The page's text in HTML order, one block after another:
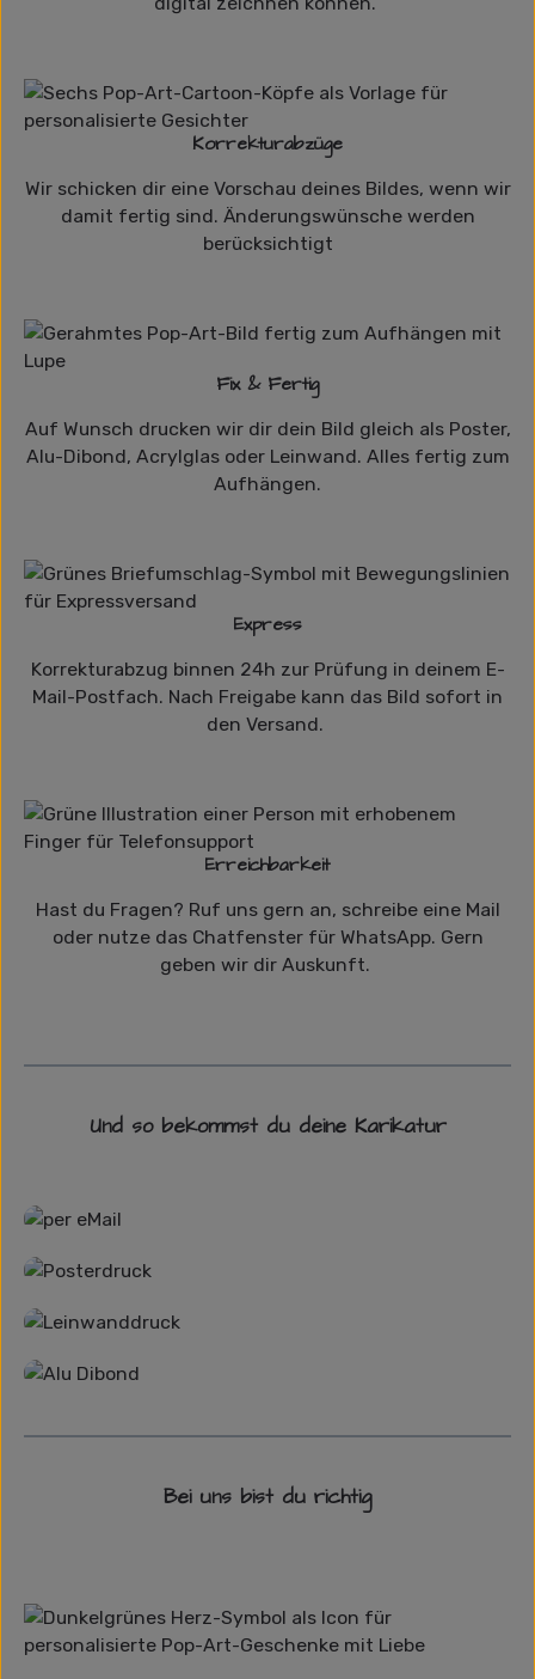
Korrekturabzüge
Wir schicken dir eine Vorschau deines Bildes, wenn wir
damit fertig sind. Änderungswünsche werden
berücksichtigt
Fix & Fertig
Auf Wunsch drucken wir dir dein Bild gleich als Poster,
Alu-Dibond, Acrylglas oder Leinwand. Alles fertig zum
Aufhängen.
Express
Korrekturabzug binnen 24h zur Prüfung in deinem E-
Mail-Postfach. Nach Freigabe kann das Bild sofort in
den Versand.
Erreichbarkeit
Hast du Fragen? Ruf uns gern an, schreibe eine Mail
oder nutze das Chatfenster für WhatsApp. Gern
geben wir dir Auskunft.
Und so bekommst du deine Karikatur
Bei uns bist du richtig